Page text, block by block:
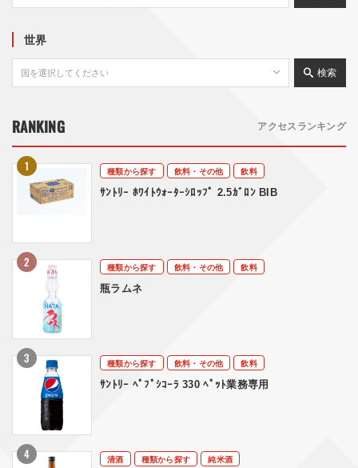
世界
検索
RANKING アクセスランキング
種類から探す 飲料・その他
飲料
ｻﾝﾄﾘｰ ﾎﾜｲﾄｳｫｰﾀｰｼﾛｯﾌﾟ 2.5ｶﾞﾛﾝ BIB
種類から探す 飲料・その他
飲料
瓶ラムネ
種類から探す 飲料・その他
飲料
ｻﾝﾄﾘｰ ﾍﾟﾌﾟｼｺｰﾗ 330 ﾍﾟｯﾄ業務専用
清酒 種類から探す
純米酒